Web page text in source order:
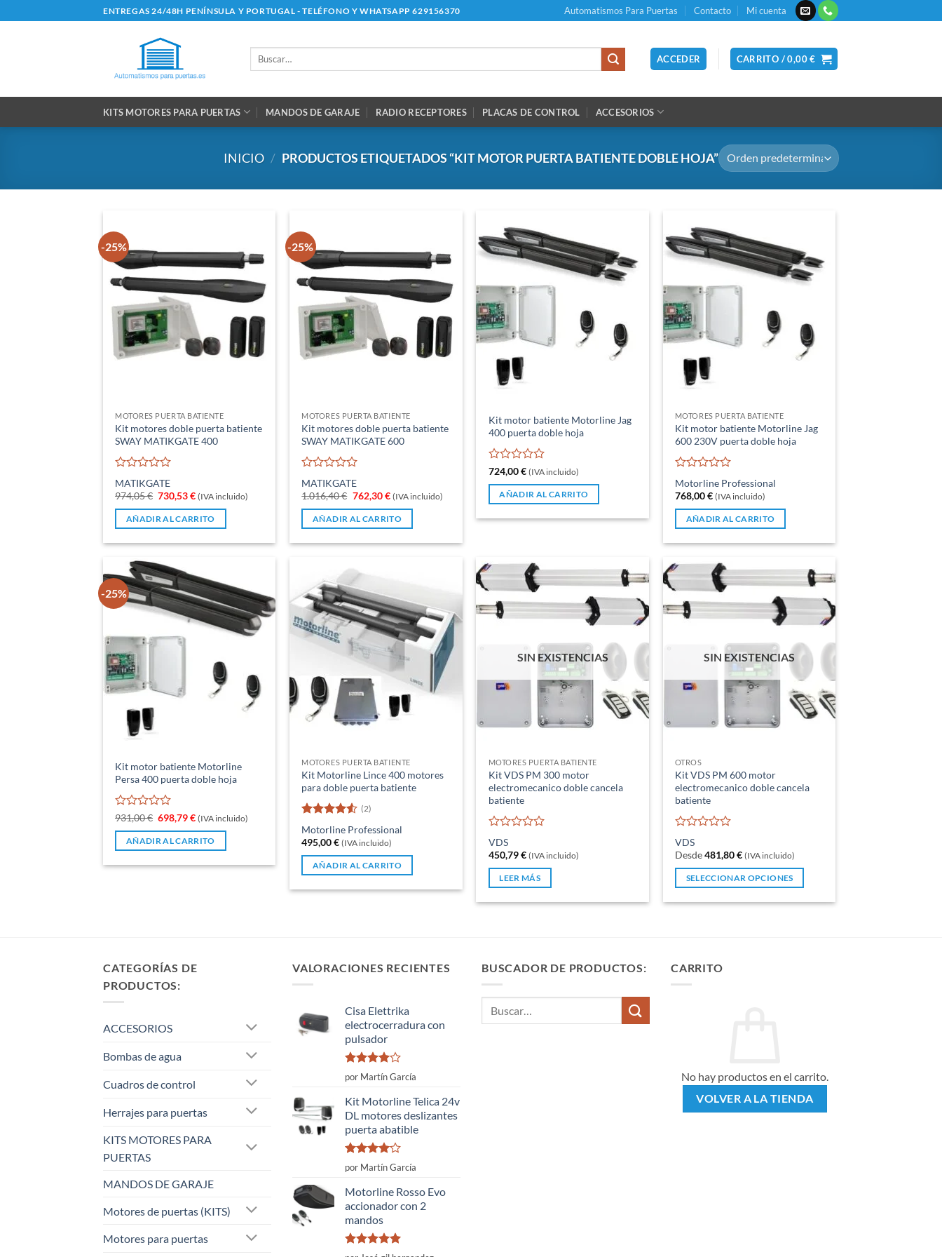
al
ENTREGAS 24/48H PENÍNSULA Y PORTUGAL - TELÉFONO Y WHATSAPP 629156370 Automatismos Para Puertas Contacto Mi cuenta
Buscar
ACCEDER CARRITO /0,00€
KITS MOTORES PARA PUERTAS MANDOS DE GARAJE RADIO RECEPTORES PLACAS DE CONTROL ACCESORIOS
INICIO / PRODUCTOS ETIQUETADOS “KIT MOTOR PUERTA BATIENTE DOBLE HOJA”
-25%
MOTORES PUERTA BATIENTE
Kit motores doble puerta batiente
SWAY MATIKGATE 400
Valorado
con
0
de
MATIKGATE
974,05€ El
precio
original
era:
730,53€El
precio
actual
es:
(IVA incluido)
AÑADIR AL CARRITO
-25%
MOTORES PUERTA BATIENTE
Kit motores doble puerta batiente
SWAY MATIKGATE 600
Valorado
con
0
de
MATIKGATE
1.016,40€ El
precio
original
era:
762,30€El
precio
actual
es:
(IVA incluido)
AÑADIR AL CARRITO
Kit motor batiente Motorline Jag
400 puerta doble hoja
Valorado
de
724,00€ (IVA incluido)
AÑADIR AL CARRITO
MOTORES PUERTA BATIENTE
Kit motor batiente Motorline Jag
600 230V puerta doble hoja
Valorado
con
0
de
Motorline Professional
768,00€ (IVA incluido)
AÑADIR AL CARRITO
-25%
Kit motor batiente Motorline
Persa 400 puerta doble hoja
Valorado
de
931,00€ El
precio
original
era:
698,79€El
precio
actual
es:
(IVA incluido)
AÑADIR AL CARRITO
MOTORES PUERTA BATIENTE
Kit Motorline Lince 400 motores
para doble puerta batiente
Valorado
con4.5
de 5
(2)
Motorline Professional
495,00€ (IVA incluido)
AÑADIR AL CARRITO
SIN EXISTENCIAS
MOTORES PUERTA BATIENTE
Kit VDS PM 300 motor
electromecanico doble cancela
batiente
Valorado
con
0
de
VDS
450,79€ (IVA incluido)
LEER MÁS
SIN EXISTENCIAS
OTROS
Kit VDS PM 600 motor
electromecanico doble cancela
batiente
Valorado
con
0
de
VDS
Desde481,80€ (IVA incluido)
SELECCIONAR OPCIONES
Las
página
CATEGORÍAS DE
PRODUCTOS:
ACCESORIOS
Bombas de agua
Cuadros de control
Herrajes para puertas
KITS MOTORES PARA
PUERTAS
MANDOS DE GARAJE
Motores de puertas (KITS)
Motores para puertas
VALORACIONES RECIENTES
Cisa Elettrika
electrocerradura con
pulsador
Valorado
con
5
por Martín García
Kit Motorline Telica 24v
DL motores deslizantes
puerta abatible
Valorado
con
5
por Martín García
Motorline Rosso Evo
accionador con 2
mandos
BUSCADOR DE PRODUCTOS:
Buscar
por:
CARRITO
No hay productos en el carrito.
VOLVER A LA TIENDA